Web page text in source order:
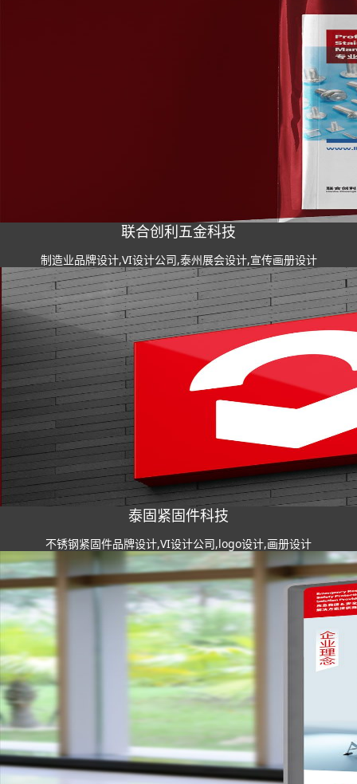
联合创利五金科技
制造业品牌设计,VI设计公司,泰州展会设计,宣传画册设计
泰固紧固件科技
不锈钢紧固件品牌设计,VI设计公司,logo设计,画册设计